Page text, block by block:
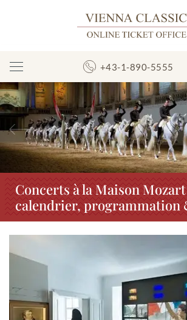
Afficher/masquer
la
navigation
+43-1-890-5555
Précédent
Concerts à la Maison
calendrier,